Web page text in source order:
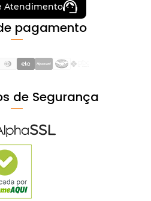
Atendimento
pagamento
de Segurança